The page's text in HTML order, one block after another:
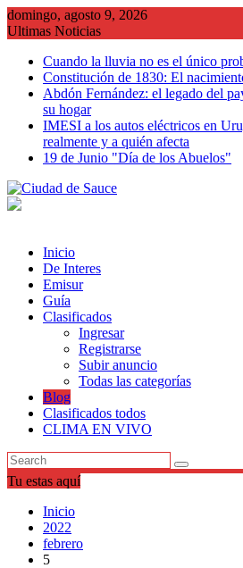
Saltar
al
domingo, agosto 9, 2026
Ultimas Noticias
Cuando la lluvia no es el único
Constitución de 1830: El
Abdón Fernández: el legado del
su hogar
IMESI a los autos eléctricos en
realmente y a quién afecta
19 de Junio "Día de los Abuelos"
Inicio
De Interes
Emisur
Guía
Clasificados
Ingresar
Registrarse
Subir anuncio
Todas las categorías
Blog
Clasificados todos
CLIMA EN VIVO
Tu estas aquí
Inicio
2022
febrero
5